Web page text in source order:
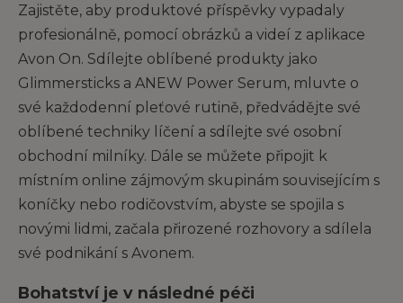
Zajistěte, aby produktové příspěvky vypadaly
profesionálně, pomocí obrázků a videí z aplikace
Avon On. Sdílejte oblíbené produkty jako
Glimmersticks a ANEW Power Serum, mluvte o
své každodenní pleťové rutině, předvádějte své
oblíbené techniky líčení a sdílejte své osobní
obchodní milníky. Dále se můžete připojit k
místním online zájmovým skupinám souvisejícím s
koníčky nebo rodičovstvím, abyste se spojila s
novými lidmi, začala přirozené rozhovory a sdílela
své podnikání s Avonem.
Bohatství je v následné péči